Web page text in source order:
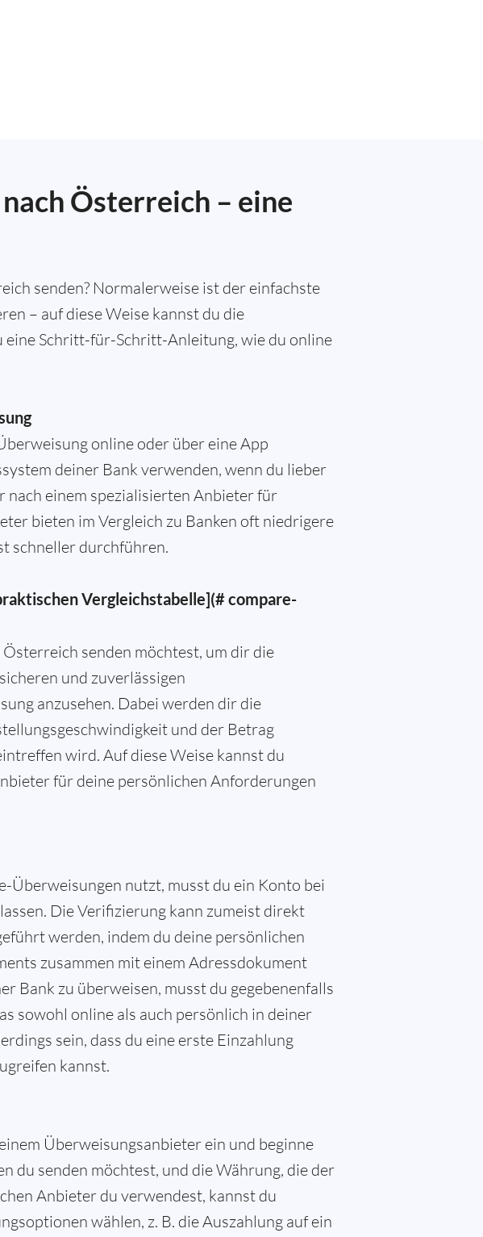
Österreich – eine
senden? Normalerweise ist der einfachste
– auf diese Weise kannst du die
eine Schritt-für-Schritt-Anleitung, wie du online
online oder über eine App
deiner Bank verwenden, wenn du lieber
einem spezialisierten Anbieter für
bieten im Vergleich zu Banken oft niedrigere
schneller durchführen.
Vergleichstabelle](# compare-
senden möchtest, um dir die
und zuverlässigen
anzusehen. Dabei werden dir die
und der Betrag
wird. Auf diese Weise kannst du
für deine persönlichen Anforderungen
nutzt, musst du ein Konto bei
Die Verifizierung kann zumeist direkt
werden, indem du deine persönlichen
zusammen mit einem Adressdokument
Bank zu überweisen, musst du gegebenenfalls
sowohl online als auch persönlich in deiner
sein, dass du eine erste Einzahlung
kannst.
Überweisungsanbieter ein und beginne
du senden möchtest, und die Währung, die der
Anbieter du verwendest, kannst du
wählen, z. B. die Auszahlung auf ein